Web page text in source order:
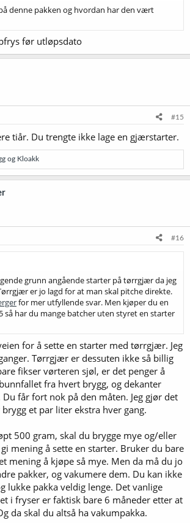
denne pakken og hvordan har den vært
før utløpsdato
#15
tiår. Du trengte ikke lage en gjærstarter.
og Kloakk
#16
grunn angående starter på tørrgjær da jeg
er jo lagd for at man skal pitche direkte.
for mer utfyllende svar. Men kjøper du en
så har du mange batcher uten styret en starter
for å sette en starter med tørrgjær. Jeg
Tørrgjær er dessuten ikke så billig
fikser vørteren sjøl, er det penger å
fra hvert brygg, og dekanter
får fort nok på den måten. Jeg gjør det
et par liter ekstra hver gang.
500 gram, skal du brygge mye og/eller
mening å sette en starter. Bruker du bare
mening å kjøpe så mye. Men da må du jo
pakker, og vakumere dem. Du kan ikke
lukke pakka veldig lenge. Det vanlige
i fryser er faktisk bare 6 måneder etter at
da skal du altså ha vakumpakka.